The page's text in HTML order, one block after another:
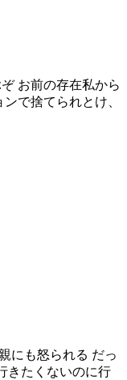
お前の存在私から
で捨てられとけ、
にも怒られる だっ
きたくないのに行